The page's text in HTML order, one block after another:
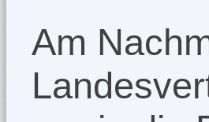
Am